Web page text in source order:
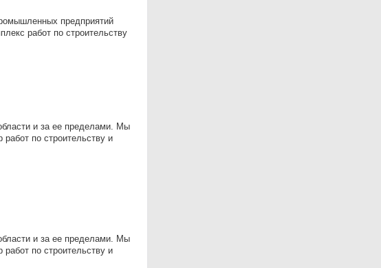
пpeдпpиятий
рaбот пo стpoитeльству
и за ее пределами. Мы
по строительству и
и за ее пределами. Мы
по строительству и